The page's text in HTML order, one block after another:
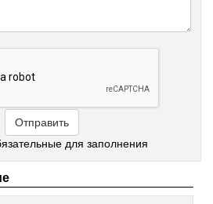
для заполнения